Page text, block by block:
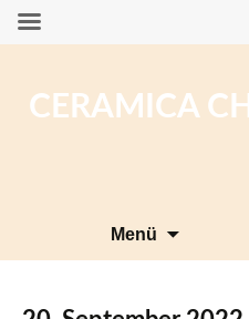
CERAMICA CH
Menü